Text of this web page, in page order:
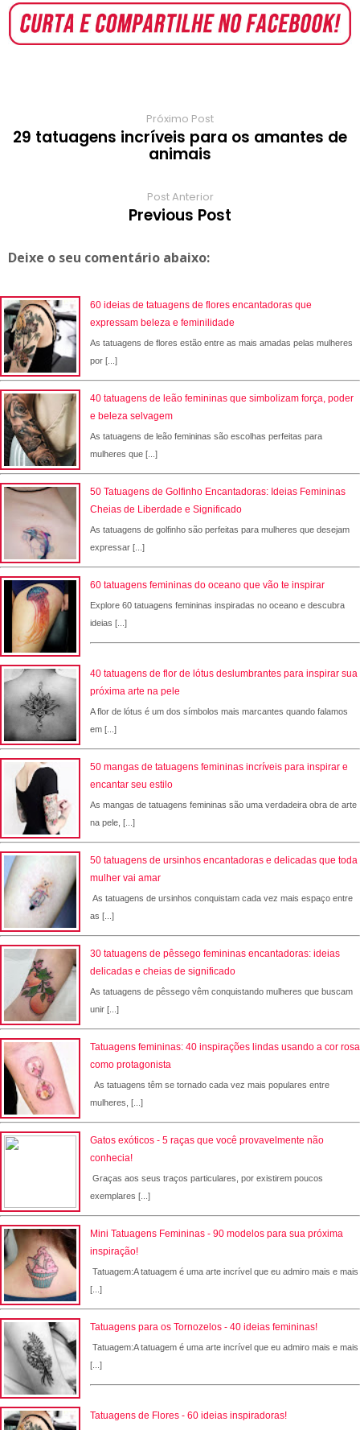
e b
o
o
k
s
A
p
p
t
e
r
l
r
e
r
e
s
b
o
a
r
g
r
a
m
r
Próximo Post
29 tatuagens incríveis para os amantes de
animais
Post Anterior
Previous Post
Deixe o seu comentário abaixo:
60 ideias de tatuagens de flores encantadoras que
expressam beleza e feminilidade
As tatuagens de flores estão entre as mais amadas pelas mulheres
por [...]
40 tatuagens de leão femininas que simbolizam força, poder
e beleza selvagem
As tatuagens de leão femininas são escolhas perfeitas para
mulheres que [...]
50 Tatuagens de Golfinho Encantadoras: Ideias Femininas
Cheias de Liberdade e Significado
As tatuagens de golfinho são perfeitas para mulheres que desejam
expressar [...]
60 tatuagens femininas do oceano que vão te inspirar
Explore 60 tatuagens femininas inspiradas no oceano e descubra
ideias [...]
40 tatuagens de flor de lótus deslumbrantes para inspirar sua
próxima arte na pele
A flor de lótus é um dos símbolos mais marcantes quando falamos
em [...]
50 mangas de tatuagens femininas incríveis para inspirar e
encantar seu estilo
As mangas de tatuagens femininas são uma verdadeira obra de arte
na pele, [...]
50 tatuagens de ursinhos encantadoras e delicadas que toda
mulher vai amar
As tatuagens de ursinhos conquistam cada vez mais espaço entre
as [...]
30 tatuagens de pêssego femininas encantadoras: ideias
delicadas e cheias de significado
As tatuagens de pêssego vêm conquistando mulheres que buscam
unir [...]
Tatuagens femininas: 40 inspirações lindas usando a cor rosa
como protagonista
As tatuagens têm se tornado cada vez mais populares entre
mulheres, [...]
Gatos exóticos - 5 raças que você provavelmente não
conhecia!
Graças aos seus traços particulares, por existirem poucos
exemplares [...]
Mini Tatuagens Femininas - 90 modelos para sua próxima
inspiração!
Tatuagem:A tatuagem é uma arte incrível que eu admiro mais e mais
[...]
Tatuagens para os Tornozelos - 40 ideias femininas!
Tatuagem:A tatuagem é uma arte incrível que eu admiro mais e mais
[...]
Tatuagens de Flores - 60 ideias inspiradoras!